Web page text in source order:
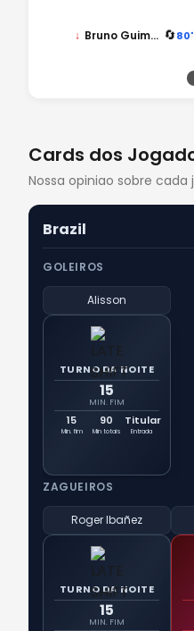
80'
🔄
↓ Bruno Guimaraes
Cards dos
Nossa opiniao sobre
Brazil
GOLEIROS
Alisson
TURNO DA NOITE
15
MIN. FIM
15
Min. fim
90
Min totais
Titular
Entrada
ZAGUEIROS
Roger Ibañez
TURNO DA NOITE
15
MIN. FIM